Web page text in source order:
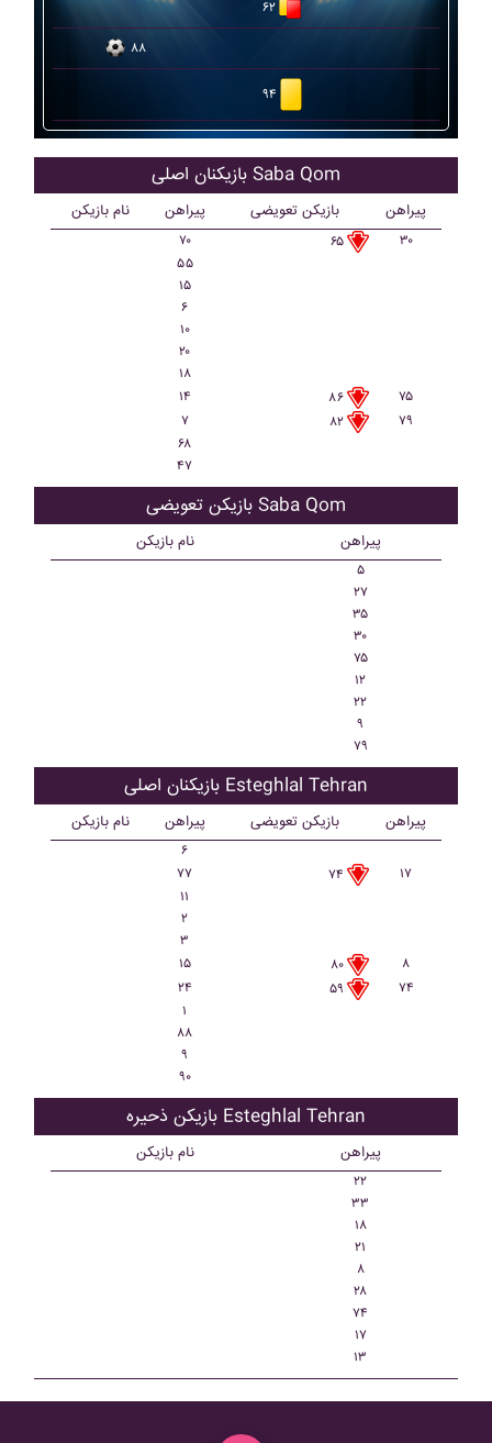
۶۲
۸۸
۹۴
بازیکنان اصلی Saba Qom
نام بازیکن پیراهن بازیکن تعویضی پیراهن
۷۰ ۶۵
۳۰
۵۵
۱۵
۶
۱۰
۲۰
۱۸
۱۴
۸۶
۷۵
۷
۸۲
۷۹
۶۸
۴۷
بازیکن تعویضی Saba Qom
نام بازیکن پیراهن
۵
۲۷
۳۵
۳۰
۷۵
۱۲
۲۲
۹
۷۹
بازیکنان اصلی Esteghlal Tehran
نام بازیکن پیراهن بازیکن تعویضی پیراهن
۶
۷۷
۷۴
۱۷
۱۱
۲
۳
۱۵
۸۰
۸
۲۴
۵۹
۷۴
۱
۸۸
۹
۹۰
بازیکن ذحیره Esteghlal Tehran
نام بازیکن پیراهن
۲۲
۳۳
۱۸
۲۱
۸
۲۸
۷۴
۱۷
۱۳